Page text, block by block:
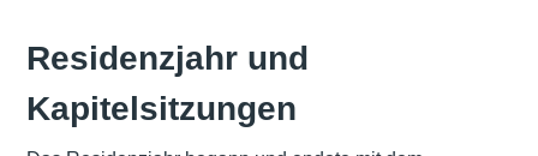
Residenzjahr und
Kapitelsitzungen